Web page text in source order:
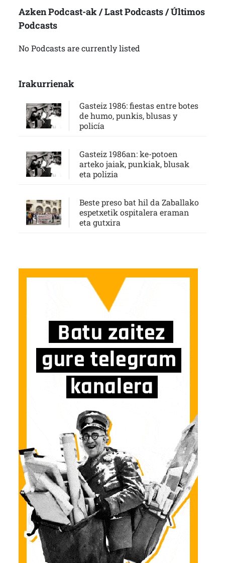
Azken Podcast-ak / Last Podcasts / Últimos
Podcasts
No Podcasts are currently listed
Irakurrienak
Gasteiz 1986: fiestas entre botes
de humo, punkis, blusas y
policía
Gasteiz 1986an: ke-potoen
arteko jaiak, punkiak, blusak
eta polizia
Beste preso bat hil da Zaballako
espetxetik ospitalera eraman
eta gutxira